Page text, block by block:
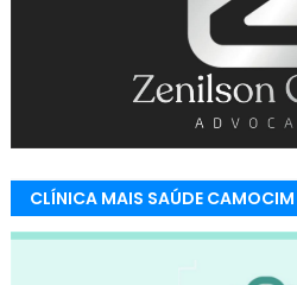
CLÍNICA MAIS SAÚDE CAMOCIM